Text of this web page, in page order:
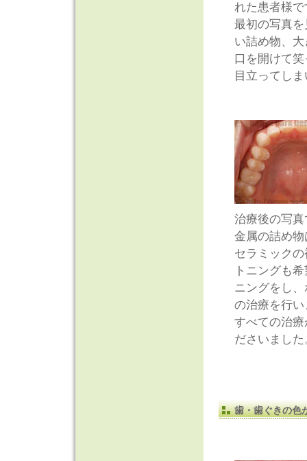
れた患者様で
最初の写真
い詰め物、
口を開けて
目立ってし
治療後の写
金属の詰め
セラミック
トニングも
ニングをし
の治療を行
すべての治
ださいました
歯・歯ぐきの色